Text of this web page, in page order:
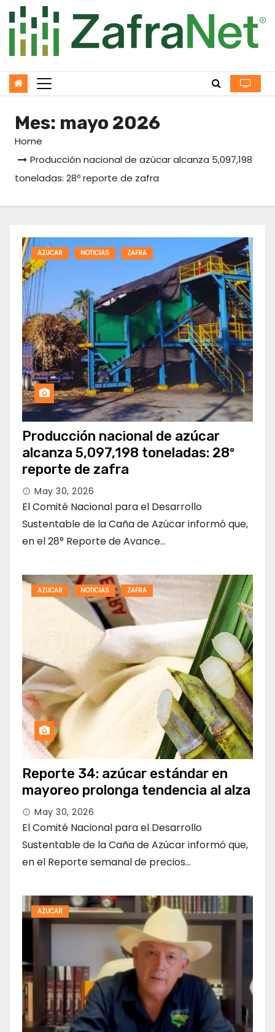
to
content
Mes: mayo 2026
Home
Producción nacional de azúcar alcanza 5,097,198
toneladas: 28º reporte de zafra
AZUCAR NOTICIAS ZAFRA
Producción nacional de azúcar
alcanza 5,097,198 toneladas: 28º
reporte de zafra
May 30, 2026
El Comité Nacional para el Desarrollo
Sustentable de la Caña de Azúcar informó que,
en el 28° Reporte de Avance…
AZUCAR NOTICIAS ZAFRA
Reporte 34: azúcar estándar en
mayoreo prolonga tendencia al alza
May 30, 2026
El Comité Nacional para el Desarrollo
Sustentable de la Caña de Azúcar informó que,
en el Reporte semanal de precios…
AZUCAR